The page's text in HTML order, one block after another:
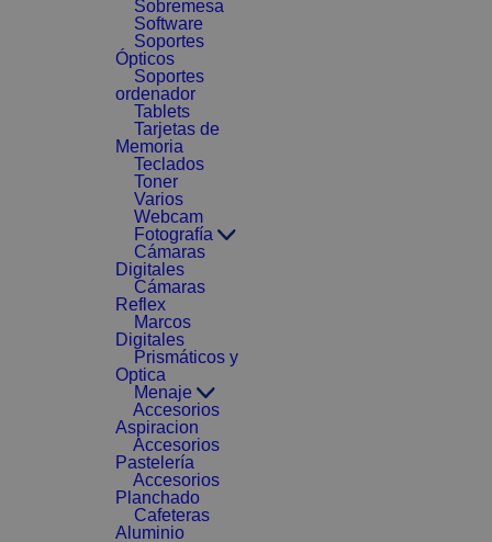
Sobremesa
Software
Soportes
Ópticos
Soportes
ordenador
Tablets
Tarjetas de
Memoria
Teclados
Toner
Varios
Webcam
Fotografía
Cámaras
Digitales
Cámaras
Reflex
Marcos
Digitales
Prismáticos y
Optica
Menaje
Accesorios
Aspiracion
Accesorios
Pastelería
Accesorios
Planchado
Cafeteras
Aluminio